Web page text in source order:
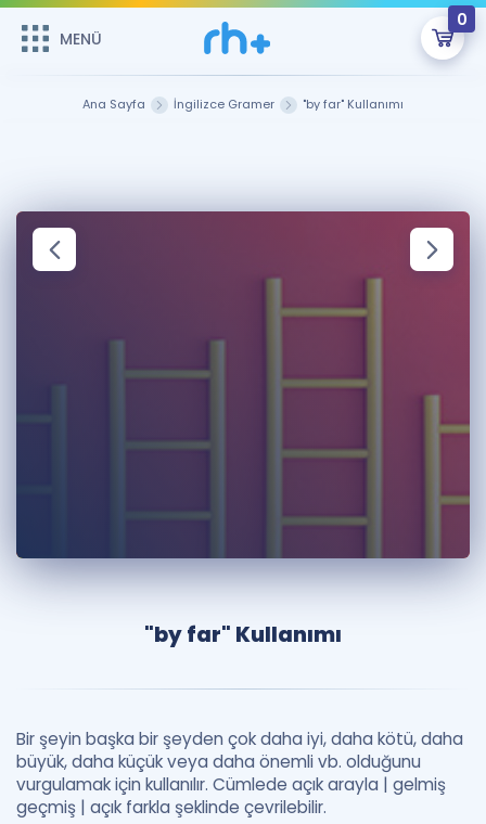
MENÜ
0
bekliyor!
MENÜ
Kitaplar ve Kaynaklar
Rehberlik Aracı
Kampanyalar
İngilizce Gramer
Ana Sayfa İngilizce Gramer "by far" Kullanımı
"by far" Kullanımı
Bir şeyin başka bir şeyden çok daha iyi, daha kötü, daha
büyük, daha küçük veya daha önemli vb. olduğunu
vurgulamak için kullanılır. Cümlede açık arayla | gelmiş
geçmiş | açık farkla şeklinde çevrilebilir.